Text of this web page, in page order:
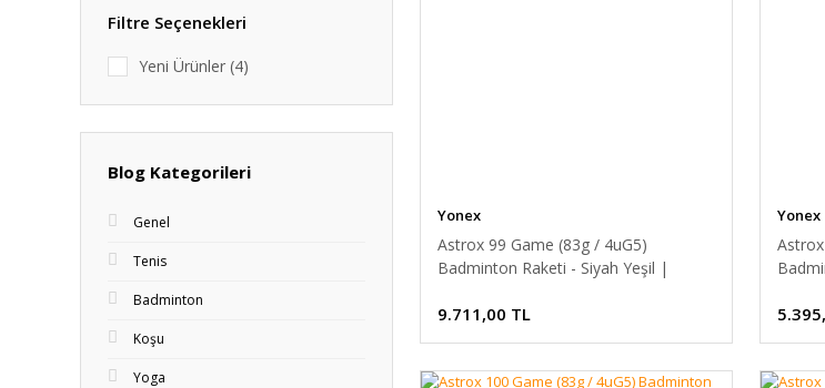
Filtre Seçenekleri
Yeni Ürünler (4)
Blog Kategorileri
Genel
Tenis
Badminton
Koşu
Yoga
Yonex
Astrox 99 Game (83g / 4uG5)
Badminton Raketi - Siyah Yeşil |
9.711,00 TL
Yonex